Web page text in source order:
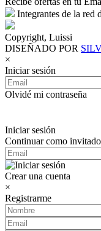
Integrantes de la red
Copyright, Luissi
DISEÑADO POR
×
Iniciar sesión
Olvidé mi contraseña
Iniciar sesión
Continuar como invitado
Crear una cuenta
×
Registrarme